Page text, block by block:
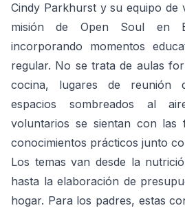
Cindy Parkhurst y su equipo de
misión de Open Soul en
incorporando momentos
regular. No se trata de aulas
cocina, lugares de reunión
espacios sombreados al
voluntarios se sientan con las
conocimientos prácticos junto
Los temas van desde la
hasta la elaboración de
hogar. Para los padres, estas